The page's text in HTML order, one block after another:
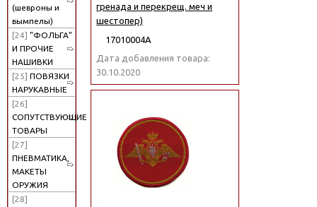
(шевроны и
вымпелы)
[24] "ФОЛЬГА"
И ПРОЧИЕ
НАШИВКИ
[25] ПОВЯЗКИ
НАРУКАВНЫЕ
[26]
СОПУТСТВУЮЩИЕ
ТОВАРЫ
[27]
ПНЕВМАТИКА,
МАКЕТЫ
ОРУЖИЯ
[28]
гренада и перекрещ. меч и
шестопер)
17010004А
Дата добавления товара:
30.10.2020